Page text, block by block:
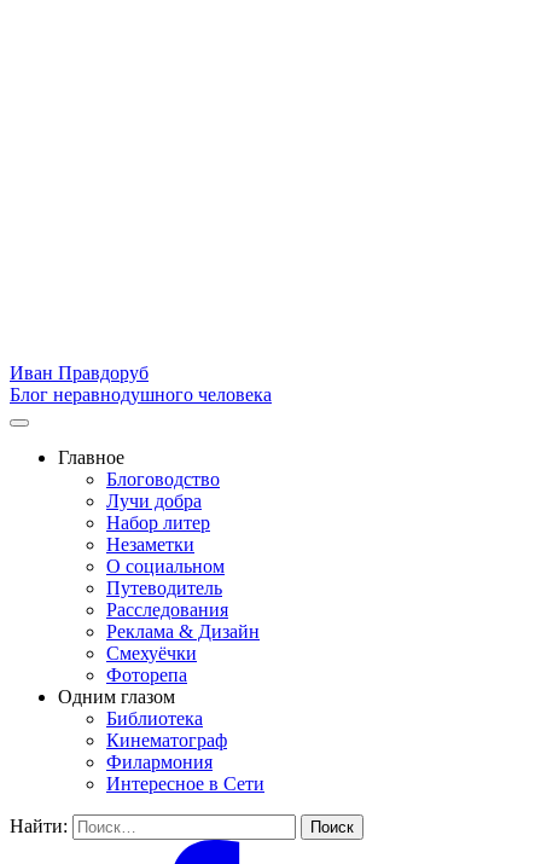
Иван Правдоруб
Блог неравнодушного человека
Главное
Блоговодство
Лучи добра
Набор литер
Незаметки
О социальном
Путеводитель
Расследования
Реклама & Дизайн
Смехуёчки
Фоторепа
Одним глазом
Библиотека
Кинематограф
Филармония
Интересное в Сети
Найти: